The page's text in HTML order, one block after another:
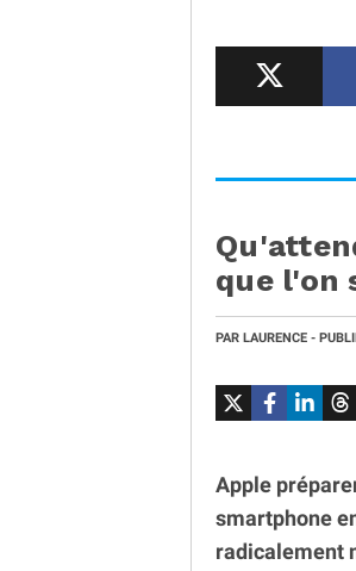
que l'on
PAR LAURENCE -
Apple
smartphone
radicalement